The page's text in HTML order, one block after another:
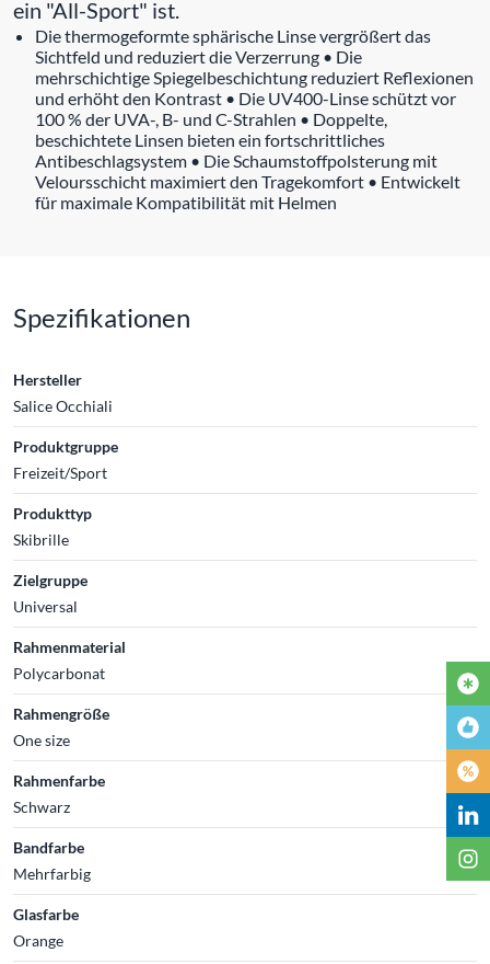
ein "All-Sport" ist.
Die thermogeformte sphärische Linse vergrößert das
Sichtfeld und reduziert die Verzerrung • Die
mehrschichtige Spiegelbeschichtung reduziert Reflexionen
und erhöht den Kontrast • Die UV400-Linse schützt vor
100 % der UVA-, B- und C-Strahlen • Doppelte,
beschichtete Linsen bieten ein fortschrittliches
Antibeschlagsystem • Die Schaumstoffpolsterung mit
Veloursschicht maximiert den Tragekomfort • Entwickelt
für maximale Kompatibilität mit Helmen
Spezifikationen
Hersteller
Salice Occhiali
Produktgruppe
Freizeit/Sport
Produkttyp
Skibrille
Zielgruppe
Universal
Rahmenmaterial
Polycarbonat
Rahmengröße
One size
Rahmenfarbe
Schwarz
Bandfarbe
Mehrfarbig
Glasfarbe
Orange